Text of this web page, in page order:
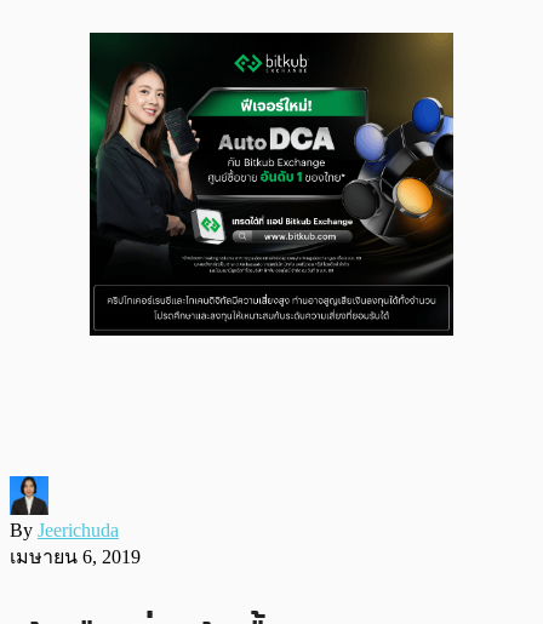
By Jeerichuda
เมษายน 6, 2019